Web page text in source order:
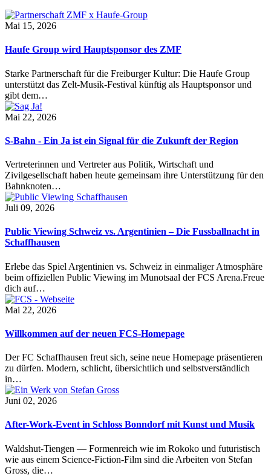
Mai 15, 2026
Haufe Group wird Hauptsponsor des ZMF
Starke Partnerschaft für die Freiburger Kultur: Die Haufe Group
unterstützt das Zelt-Musik-Festival künftig als Hauptsponsor und
gibt dem…
Mai 22, 2026
S-Bahn - Ein Ja ist ein Signal für die Zukunft der Region
Vertreterinnen und Vertreter aus Politik, Wirtschaft und
Zivilgesellschaft haben heute gemeinsam ihre Unterstützung für den
Bahnknoten…
Juli 09, 2026
Public Viewing Schweiz vs. Argentinien – Die Fussballnacht in
Schaffhausen
Erlebe das Spiel Argentinien vs. Schweiz in einmaliger Atmosphäre
beim offiziellen Public Viewing im Munotsaal der FCS Arena.Freue
dich auf…
Mai 22, 2026
Willkommen auf der neuen FCS-Homepage
Der FC Schaffhausen freut sich, seine neue Homepage präsentieren
zu dürfen. Modern, schlicht, übersichtlich und selbstverständlich
in…
Juni 02, 2026
After-Work-Event in Schloss Bonndorf mit Kunst und Musik
Waldshut-Tiengen — Formenreich wie im Rokoko und futuristisch
wie aus einem Science-Fiction-Film sind die Arbeiten von Stefan
Gross, die…